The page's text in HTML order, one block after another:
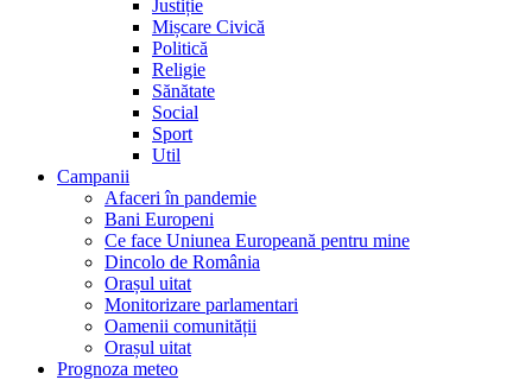
Justiție
Mișcare Civică
Politică
Religie
Sănătate
Social
Sport
Util
Campanii
Afaceri în pandemie
Bani Europeni
Ce face Uniunea Europeană pentru mine
Dincolo de România
Orașul uitat
Monitorizare parlamentari
Oamenii comunității
Orașul uitat
Prognoza meteo